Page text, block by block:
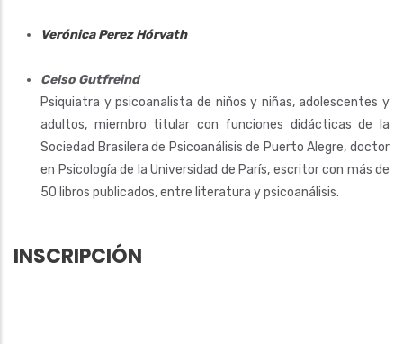
Verónica Perez Hórvath
Celso Gutfreind
Psiquiatra y psicoanalista de niños y niñas, adolescentes y
adultos, miembro titular con funciones didácticas de la
Sociedad Brasilera de Psicoanálisis de Puerto Alegre, doctor
en Psicología de la Universidad de París, escritor con más de
50 libros publicados, entre literatura y psicoanálisis.
INSCRIPCIÓN